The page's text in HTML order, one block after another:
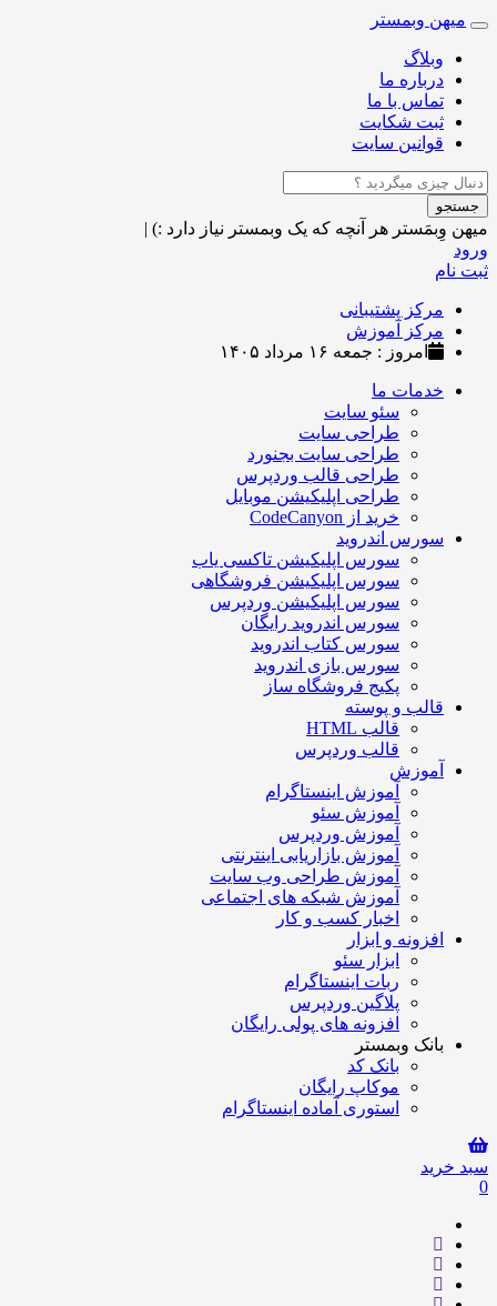
Toggle
navigation
میهن وبمستر
وبلاگ
درباره ما
تماس با ما
ثبت شکایت
قوانین سایت
جستجو
میهن وِبمَستر هر آنچه که یک وبمستر نیاز دارد :) |
ورود
ثبت نام
مرکز پشتیبانی
مرکز آموزش
امروز : جمعه ۱۶ مرداد ۱۴۰۵
خدمات ما
سئو سایت
طراحی سایت
طراحی سایت بجنورد
طراحی قالب وردپرس
طراحی اپلیکیشن موبایل
خرید از CodeCanyon
سورس اندروید
سورس اپلیکیشن تاکسی یاب
سورس اپلیکیشن فروشگاهی
سورس اپلیکیشن وردپرس
سورس اندروید رایگان
سورس کتاب اندروید
سورس بازی اندروید
پکیج فروشگاه ساز
قالب و پوسته
قالب HTML
قالب وردپرس
آموزش
آموزش اینستاگرام
آموزش سئو
آموزش وردپرس
آموزش بازاریابی اینترنتی
آموزش طراحی وب سایت
آموزش شبکه های اجتماعی
اخبار کسب و کار
افزونه و ابزار
ابزار سئو
ربات اینستاگرام
پلاگین وردپرس
افزونه های پولی رایگان
بانک وبمستر
بانک کد
موکاپ رایگان
استوری آماده اینستاگرام
سبد خرید
0